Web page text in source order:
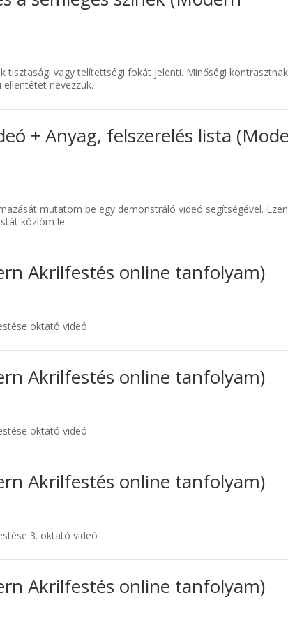
tisztasági vagy telítettségi fokát jelenti. Minőségi
nevezzük.
+ Anyag, felszerelés lista
mutatom be egy demonstráló videó segítségével. Ezen
közlöm le.
Akrilfestés online tanfolyam)
oktató videó
Akrilfestés online tanfolyam)
oktató videó
Akrilfestés online tanfolyam)
3. oktató videó
Akrilfestés online tanfolyam)